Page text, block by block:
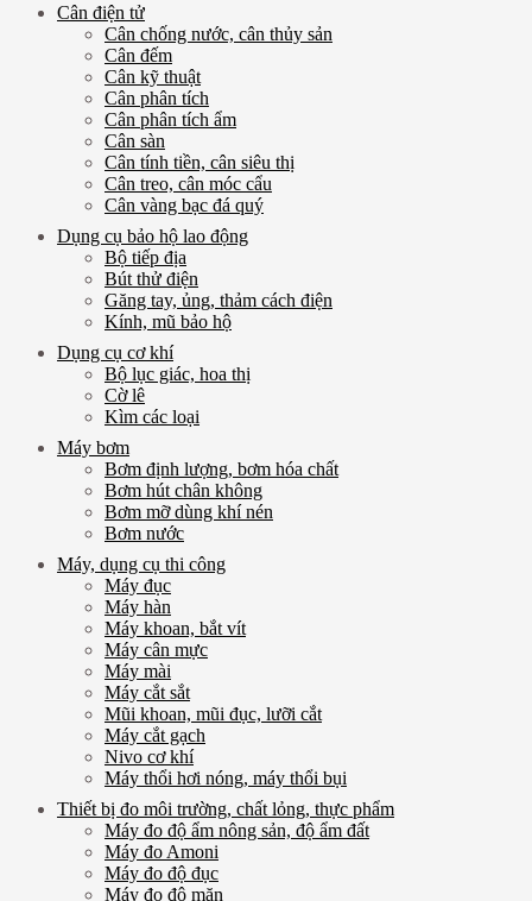
Cân điện tử
Cân chống nước, cân thủy sản
Cân đếm
Cân kỹ thuật
Cân phân tích
Cân phân tích ẩm
Cân sàn
Cân tính tiền, cân siêu thị
Cân treo, cân móc cẩu
Cân vàng bạc đá quý
Dụng cụ bảo hộ lao động
Bộ tiếp địa
Bút thử điện
Găng tay, ủng, thảm cách điện
Kính, mũ bảo hộ
Dụng cụ cơ khí
Bộ lục giác, hoa thị
Cờ lê
Kìm các loại
Máy bơm
Bơm định lượng, bơm hóa chất
Bơm hút chân không
Bơm mỡ dùng khí nén
Bơm nước
Máy, dụng cụ thi công
Máy đục
Máy hàn
Máy khoan, bắt vít
Máy cân mực
Máy mài
Máy cắt sắt
Mũi khoan, mũi đục, lưỡi cắt
Máy cắt gạch
Nivo cơ khí
Máy thổi hơi nóng, máy thổi bụi
Thiết bị đo môi trường, chất lỏng, thực phẩm
Máy đo độ ẩm nông sản, độ ẩm đất
Máy đo Amoni
Máy đo độ đục
Máy đo độ mặn